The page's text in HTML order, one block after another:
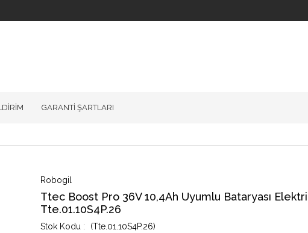
GARANTİ ŞARTLARI
Robogil
Ttec Boost Pro 36V 10,4Ah Uyumlu Bataryası
Tte.01.10S4P.26
(Tte.01.10S4P.26)